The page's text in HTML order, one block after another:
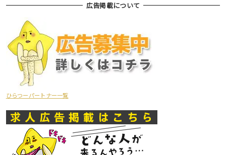
広告掲載について
ひらつーパートナー一覧